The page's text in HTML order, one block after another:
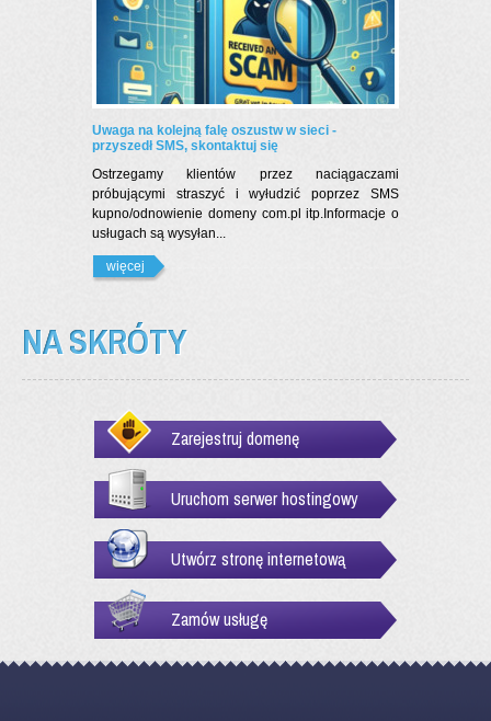
Uwaga na kolejną falę oszustw w sieci -
przyszedł SMS, skontaktuj się
Ostrzegamy klientów przez naciągaczami
próbującymi straszyć i wyłudzić poprzez SMS
kupno/odnowienie domeny com.pl itp.Informacje o
usługach są wysyłan...
więcej
NA SKRÓTY
Zarejestruj domenę
Uruchom serwer hostingowy
Utwórz stronę internetową
Zamów usługę